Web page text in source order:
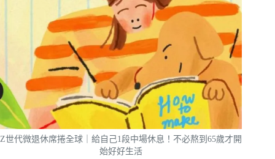
Z世代微退休席捲全球｜給自己1段中場休息！不必熬到65歲才開
始好好生活